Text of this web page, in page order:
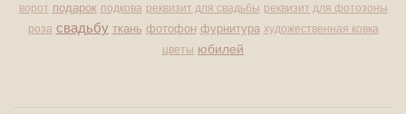
ворот подарок подкова реквизит для свадьбы реквизит для фотозоны
роза свадьбу ткань фотофон фурнитура художественная ковка
цветы юбилей